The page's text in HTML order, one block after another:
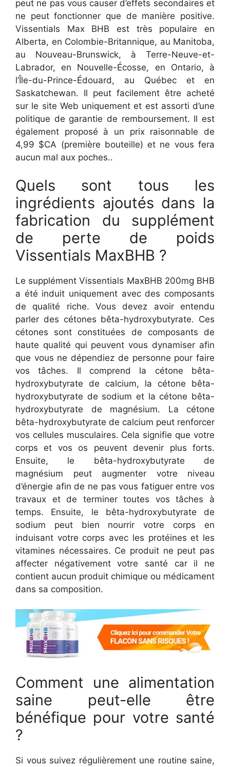
peut ne pas vous causer d’effets secondaires et
ne peut fonctionner que de manière positive.
Vissentials Max BHB est très populaire en
Alberta, en Colombie-Britannique, au Manitoba,
au Nouveau-Brunswick, à Terre-Neuve-et-
Labrador, en Nouvelle-Écosse, en Ontario, à
l’Île-du-Prince-Édouard, au Québec et en
Saskatchewan. Il peut facilement être acheté
sur le site Web uniquement et est assorti d’une
politique de garantie de remboursement. Il est
également proposé à un prix raisonnable de
4,99 $CA (première bouteille) et ne vous fera
aucun mal aux poches..
Quels sont tous les
ingrédients ajoutés dans la
fabrication du supplément
de perte de poids
Vissentials MaxBHB ?
Le supplément Vissentials MaxBHB 200mg BHB
a été induit uniquement avec des composants
de qualité riche. Vous devez avoir entendu
parler des cétones bêta-hydroxybutyrate. Ces
cétones sont constituées de composants de
haute qualité qui peuvent vous dynamiser afin
que vous ne dépendiez de personne pour faire
vos tâches. Il comprend la cétone bêta-
hydroxybutyrate de calcium, la cétone bêta-
hydroxybutyrate de sodium et la cétone bêta-
hydroxybutyrate de magnésium. La cétone
bêta-hydroxybutyrate de calcium peut renforcer
vos cellules musculaires. Cela signifie que votre
corps et vos os peuvent devenir plus forts.
Ensuite, le bêta-hydroxybutyrate de
magnésium peut augmenter votre niveau
d’énergie afin de ne pas vous fatiguer entre vos
travaux et de terminer toutes vos tâches à
temps. Ensuite, le bêta-hydroxybutyrate de
sodium peut bien nourrir votre corps en
induisant votre corps avec les protéines et les
vitamines nécessaires. Ce produit ne peut pas
affecter négativement votre santé car il ne
contient aucun produit chimique ou médicament
dans sa composition.
Comment une alimentation
saine peut-elle être
bénéfique pour votre santé
?
Si vous suivez régulièrement une routine saine,